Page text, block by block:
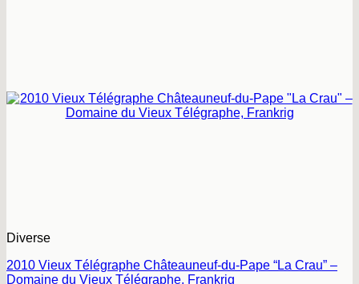
Diverse
2010 Vieux Télégraphe Châteauneuf-du-Pape “La Crau” –
Domaine du Vieux Télégraphe, Frankrig